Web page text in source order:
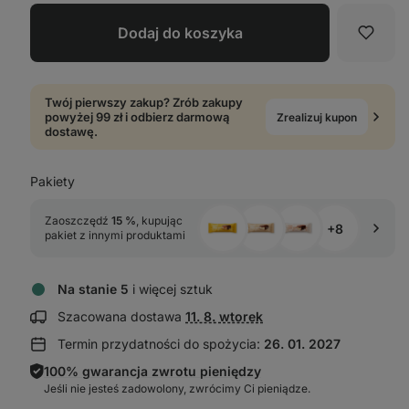
Dodaj do koszyka
Twój pierwszy zakup? Zrób zakupy
powyżej 99 zł i odbierz darmową
dostawę.
Zrealizuj kupon
Pakiety
Zaoszczędź 15 %, kupując
pakiet z innymi produktami
+8
Na stanie 5 i więcej sztuk
Szacowana dostawa Wyświetl
o dostawie:
11. 8. wtorek
Termin przydatności do spożycia: 26. 01. 2027
100% gwarancja zwrotu pieniędzy
Jeśli nie jesteś zadowolony, zwrócimy Ci pieniądze.